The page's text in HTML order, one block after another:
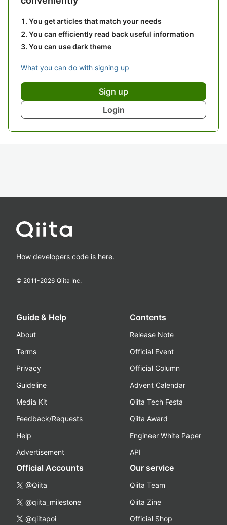
You get articles that match your needs
You can efficiently read back useful information
You can use dark theme
What you can do with signing up
Sign up
Login
How developers code is here.
© 2011-2026 Qiita Inc.
Guide & Help
About
Terms
Privacy
Guideline
Media Kit
Feedback/Requests
Help
Advertisement
Contents
Release Note
Official Event
Official Column
Advent Calendar
Qiita Tech Festa
Qiita Award
Engineer White Paper
API
Official Accounts
@Qiita
@qiita_milestone
@qiitapoi
Our service
Qiita Team
Qiita Zine
Official Shop